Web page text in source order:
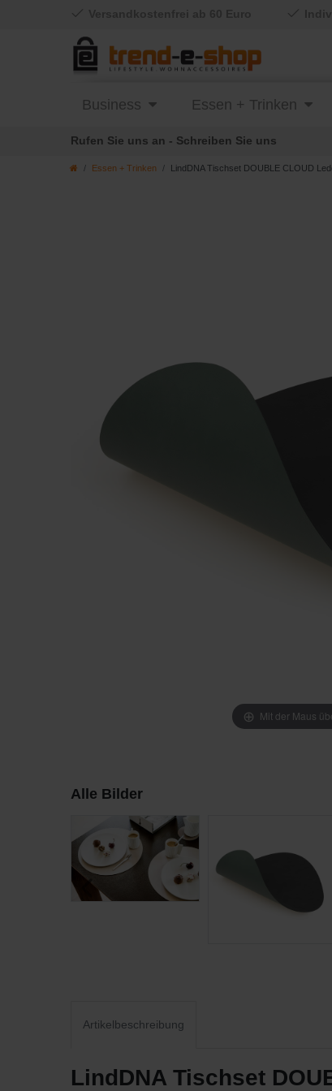
Essen + Trinken LindDNA Tischset DOUBLE CLOUD
Business Essen + Trinken
Rufen Sie uns an - Schreiben Sie uns
Mit der Maus
Alle Bilder
Artikelbeschreibung
LindDNA Tischset